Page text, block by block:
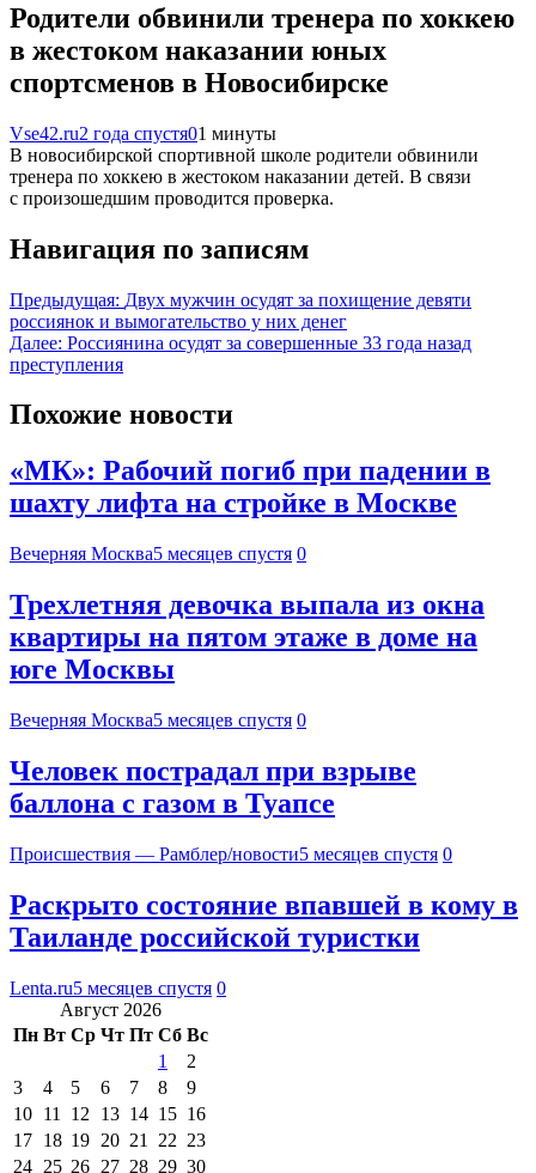
Родители обвинили тренера по хоккею
в жестоком наказании юных
спортсменов в Новосибирске
Vse42.ru2 года спустя01 минуты
В новосибирской спортивной школе родители обвинили
тренера по хоккею в жестоком наказании детей. В связи
с произошедшим проводится проверка.
Навигация по записям
Предыдущая: Двух мужчин осудят за похищение девяти
россиянок и вымогательство у них денег
Далее: Россиянина осудят за совершенные 33 года назад
преступления
Похожие новости
«МК»: Рабочий погиб при падении в
шахту лифта на стройке в Москве
Вечерняя Москва5 месяцев спустя 0
Трехлетняя девочка выпала из окна
квартиры на пятом этаже в доме на
юге Москвы
Вечерняя Москва5 месяцев спустя 0
Человек пострадал при взрыве
баллона с газом в Туапсе
Происшествия — Рамблер/новости5 месяцев спустя 0
Раскрыто состояние впавшей в кому в
Таиланде российской туристки
Lenta.ru5 месяцев спустя 0
Август 2026
Пн Вт Ср Чт Пт Сб Вс
1
2
3
4 5 6 7 8
9
10 11 12 13 14 15 16
17 18 19 20 21 22 23
24 25 26 27 28 29 30